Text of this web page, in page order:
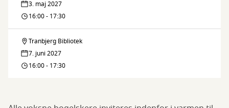
3. maj 2027
16:00 - 17:30
Litteratursnakken
Tranbjerg Bibliotek
7. juni 2027
16:00 - 17:30